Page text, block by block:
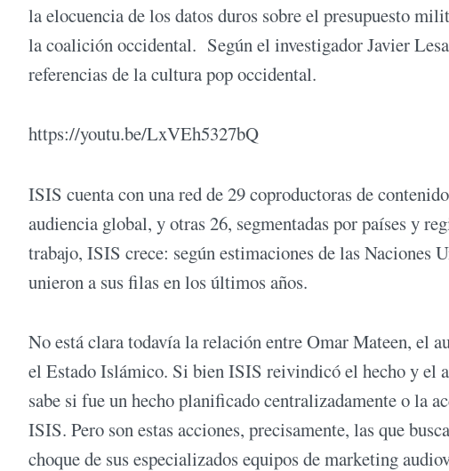
la elocuencia de los datos duros sobre el presupuesto
la coalición occidental. Según el investigador Javier
referencias de la cultura pop occidental.
https://youtu.be/LxVEh5327bQ
ISIS cuenta con una red de 29 coproductoras de
audiencia global, y otras 26, segmentadas por países y
trabajo, ISIS crece: según estimaciones de las Naciones
unieron a sus filas en los últimos años.
No está clara todavía la relación entre Omar Mateen, el
el Estado Islámico. Si bien ISIS reivindicó el hecho y el
sabe si fue un hecho planificado centralizadamente o la
ISIS. Pero son estas acciones, precisamente, las que
choque de sus especializados equipos de marketing